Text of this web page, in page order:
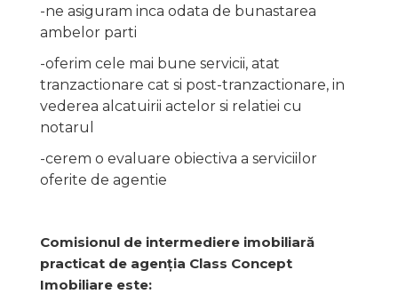
-ne asiguram inca odata de bunastarea
ambelor parti
-oferim cele mai bune servicii, atat
tranzactionare cat si post-tranzactionare, in
vederea alcatuirii actelor si relatiei cu
notarul
-cerem o evaluare obiectiva a serviciilor
oferite de agentie
Comisionul de intermediere imobiliară
practicat de agenţia Class Concept
Imobiliare este: